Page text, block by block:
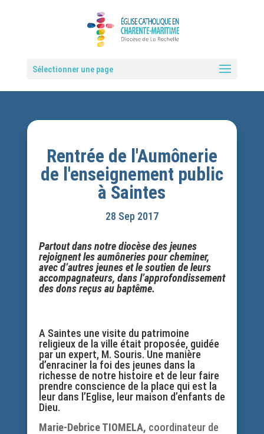
Sélectionner une page
Rentrée de l'Aumônerie
de l'enseignement public
à Saintes
28 Sep 2017
Partout dans notre diocèse des jeunes
rejoignent les aumôneries pour cheminer,
avec d’autres jeunes et le soutien de leurs
accompagnateurs, dans l’approfondissement
des dons reçus au baptême.
A Saintes une visite du patrimoine
religieux de la ville était proposée, guidée
par un expert, M. Souris. Une manière
d’enraciner la foi des jeunes dans la
richesse de notre histoire et de leur faire
prendre conscience de la place qui est la
leur dans l’Eglise, leur maison d’enfants de
Dieu.
Marie-Debrice TIOMELA, coordinateur de